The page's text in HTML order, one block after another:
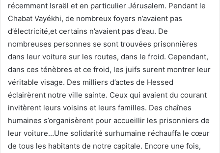
récemment Israël et en particulier Jérusalem. Pendant le
Chabat Vayékhi, de nombreux foyers n’avaient pas
d’électricité,et certains n’avaient pas d’eau. De
nombreuses personnes se sont trouvées prisonnières
dans leur voiture sur les routes, dans le froid. Cependant,
dans ces ténèbres et ce froid, les juifs surent montrer leur
véritable visage. Des milliers d’actes de Hessed
éclairèrent notre ville sainte. Ceux qui avaient du courant
invitèrent leurs voisins et leurs familles. Des chaînes
humaines s’organisèrent pour accueillir les prisonniers de
leur voiture…Une solidarité surhumaine réchauffa le cœur
de tous les habitants de notre capitale. Encore une fois,